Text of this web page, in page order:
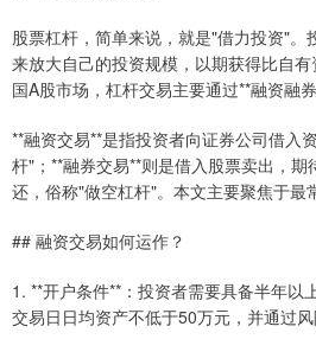
股票杠杆，简单来说，就是"借力投资"。
来放大自己的投资规模，以期获得比自
国A股市场，杠杆交易主要通过**融资融券
**融资交易**是指投资者向证券公司借入
杆"；**融券交易**则是借入股票卖出，期
还，俗称"做空杠杆"。本文主要聚焦于最
## 融资交易如何运作？
1. **开户条件**：投资者需要具备半年以
交易日日均资产不低于50万元，并通过风